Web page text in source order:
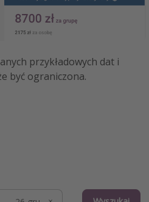
przykładowych dat i
być ograniczona.